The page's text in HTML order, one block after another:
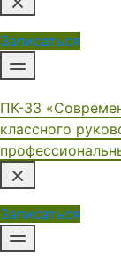
Записаться
ПК-33
классного
Записаться